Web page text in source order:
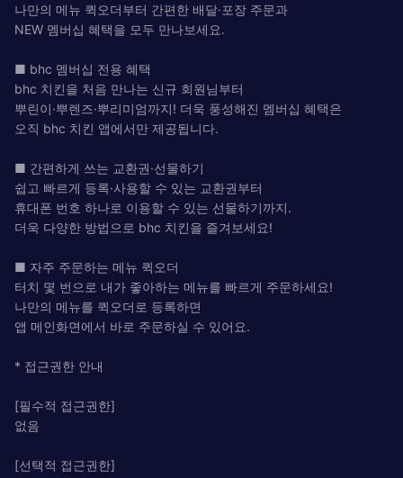
나만의 메뉴 퀵오더부터 간편한 배달·포장 주문과
NEW 멤버십 혜택을 모두 만나보세요.
■ bhc 멤버십 전용 혜택
bhc 치킨을 처음 만나는 신규 회원님부터
뿌린이·뿌렌즈·뿌리미엄까지! 더욱 풍성해진 멤버십 혜택은
오직 bhc 치킨 앱에서만 제공됩니다.
■ 간편하게 쓰는 교환권·선물하기
쉽고 빠르게 등록·사용할 수 있는 교환권부터
휴대폰 번호 하나로 이용할 수 있는 선물하기까지.
더욱 다양한 방법으로 bhc 치킨을 즐겨보세요!
■ 자주 주문하는 메뉴 퀵오더
터치 몇 번으로 내가 좋아하는 메뉴를 빠르게 주문하세요!
나만의 메뉴를 퀵오더로 등록하면
앱 메인화면에서 바로 주문하실 수 있어요.
* 접근권한 안내
[필수적 접근권한]
없음
[선택적 접근권한]